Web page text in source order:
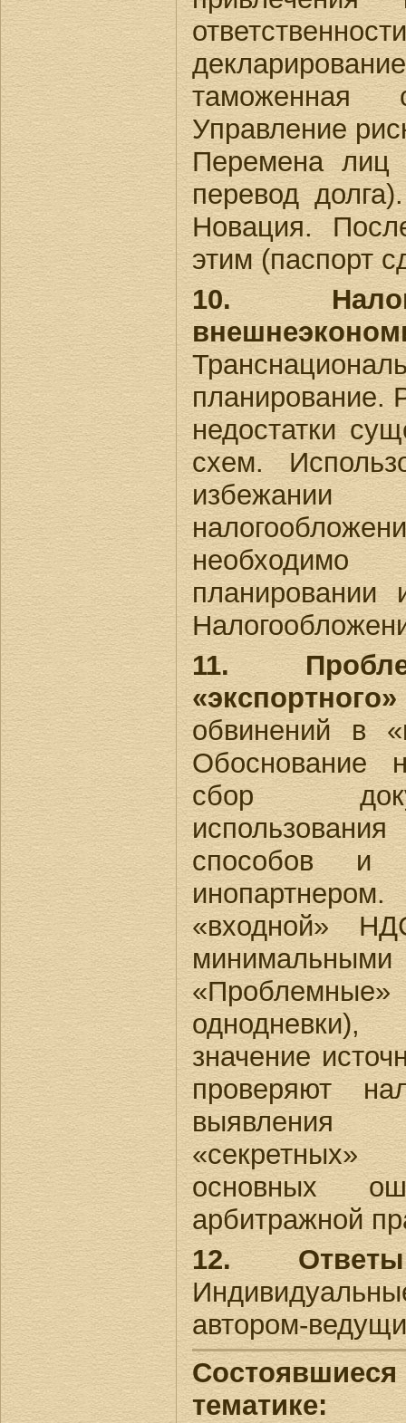
таможенная
Управление
Перемена лиц
перевод
Новация.
этим (паспорт
10.
планирование.
недостатки
схем.
планировании
11.
обвинений в
Обоснование
сбор
способов и
«входной»
значение
проверяют
основных
арбитражной
12.
автором-
тематике: